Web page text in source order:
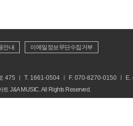
안내
이메일정보무단수집거부
475 ㅣ T. 1661-0504 ㅣ F. 070-8270-0150 ㅣ
J&A MUSIC. All Rights Reserved.